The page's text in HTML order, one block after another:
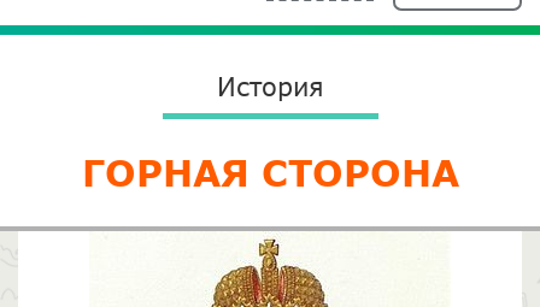
История
ГОРНАЯ СТОРОНА